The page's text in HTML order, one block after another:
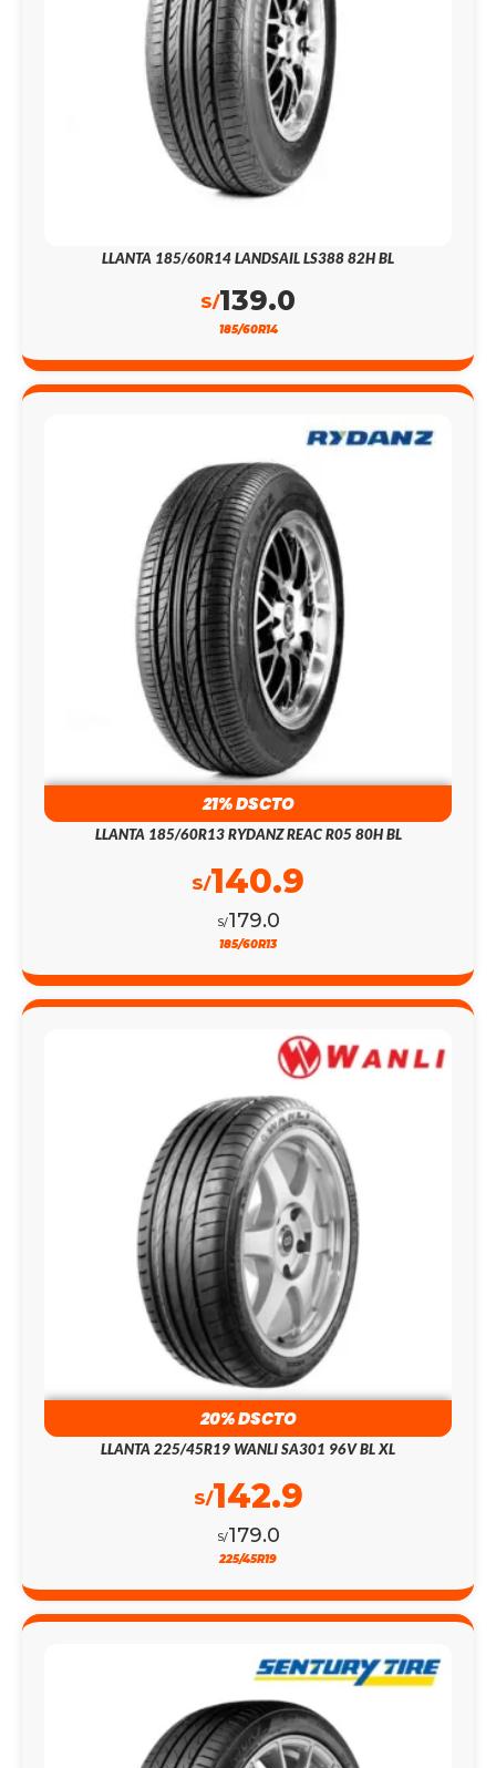
LLANTA 185/60R14 LANDSAIL LS388 82H BL
S/139.0
185/60R14
21% DSCTO
LLANTA 185/60R13 RYDANZ REAC R05 80H BL
S/179.0
S/140.9
185/60R13
20% DSCTO
LLANTA 225/45R19 WANLI SA301 96V BL XL
S/179.0
S/142.9
225/45R19